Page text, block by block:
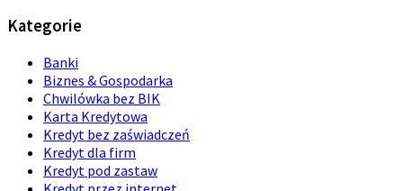
Kategorie
Banki
Biznes & Gospodarka
Chwilówka bez BIK
Karta Kredytowa
Kredyt bez zaświadczeń
Kredyt dla firm
Kredyt pod zastaw